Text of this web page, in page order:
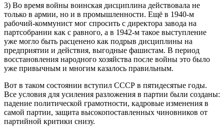
3) Во время войны воинская дисциплина действовала не
только в армии, но и в промышленности. Ещё в 1940-м
рабочий-коммунист мог спросить с директора завода на
партсобрании как с равного, а в 1942-м такое выступление
уже могло быть расценено как подрыв дисциплины на
предприятии и действия, выгодные фашистам. В период
восстановления народного хозяйства после войны это было
уже привычным и многим казалось правильным.
Вот в таком состоянии вступил СССР в пятидесятые годы.
Все условия для усиления разложения в партии были созданы:
падение политической грамотности, кадровые изменения в
самой партии, защита высокопоставленных чиновников от
партийной критики снизу.